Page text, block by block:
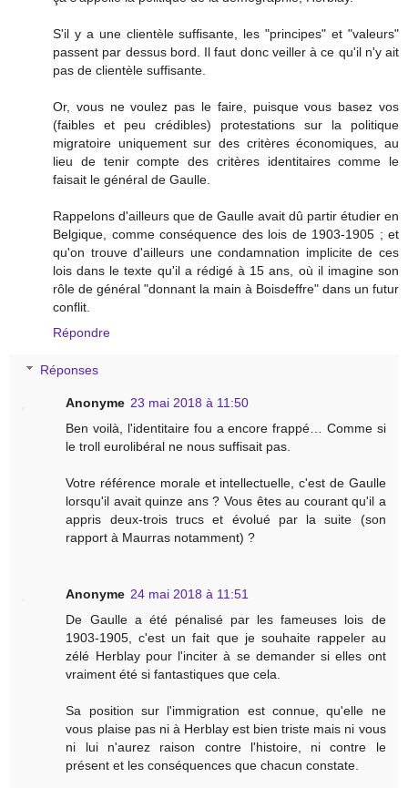
S'il y a une clientèle suffisante, les "principes" et "valeurs"
passent par dessus bord. Il faut donc veiller à ce qu'il n'y ait
pas de clientèle suffisante.
Or, vous ne voulez pas le faire, puisque vous basez vos
(faibles et peu crédibles) protestations sur la politique
migratoire uniquement sur des critères économiques, au
lieu de tenir compte des critères identitaires comme le
faisait le général de Gaulle.
Rappelons d'ailleurs que de Gaulle avait dû partir étudier en
Belgique, comme conséquence des lois de 1903-1905 ; et
qu'on trouve d'ailleurs une condamnation implicite de ces
lois dans le texte qu'il a rédigé à 15 ans, où il imagine son
rôle de général "donnant la main à Boisdeffre" dans un futur
conflit.
Répondre
Réponses
Anonyme 23 mai 2018 à 11:50
Ben voilà, l'identitaire fou a encore frappé… Comme si
le troll eurolibéral ne nous suffisait pas.
Votre référence morale et intellectuelle, c'est de Gaulle
lorsqu'il avait quinze ans ? Vous êtes au courant qu'il a
appris deux-trois trucs et évolué par la suite (son
rapport à Maurras notamment) ?
Anonyme 24 mai 2018 à 11:51
De Gaulle a été pénalisé par les fameuses lois de
1903-1905, c'est un fait que je souhaite rappeler au
zélé Herblay pour l'inciter à se demander si elles ont
vraiment été si fantastiques que cela.
Sa position sur l'immigration est connue, qu'elle ne
vous plaise pas ni à Herblay est bien triste mais ni vous
ni lui n'aurez raison contre l'histoire, ni contre le
présent et les conséquences que chacun constate.